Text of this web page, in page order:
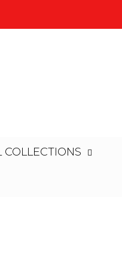
COLLECTIONS